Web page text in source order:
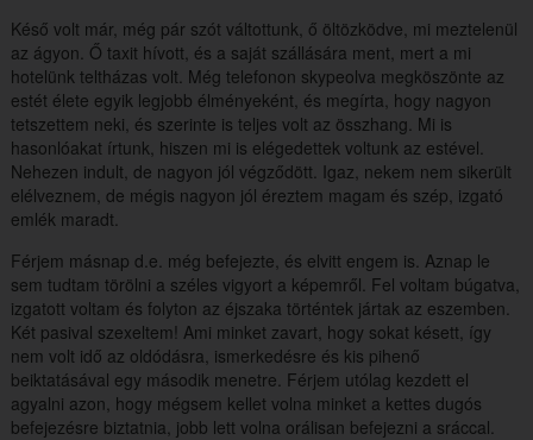
Késő volt már, még pár szót váltottunk, ő öltözködve, mi meztelenül
az ágyon. Ő taxit hívott, és a saját szállására ment, mert a mi
hotelünk teltházas volt. Még telefonon skypeolva megköszönte az
estét élete egyik legjobb élményeként, és megírta, hogy nagyon
tetszettem neki, és szerinte is teljes volt az összhang. Mi is
hasonlóakat írtunk, hiszen mi is elégedettek voltunk az estével.
Nehezen indult, de nagyon jól végződött. Igaz, nekem nem sikerült
elélveznem, de mégis nagyon jól éreztem magam és szép, izgató
emlék maradt.
Férjem másnap d.e. még befejezte, és elvitt engem is. Aznap le
sem tudtam törölni a széles vigyort a képemről. Fel voltam búgatva,
izgatott voltam és folyton az éjszaka történtek jártak az eszemben.
Két pasival szexeltem! Ami minket zavart, hogy sokat késett, így
nem volt idő az oldódásra, ismerkedésre és kis pihenő
beiktatásával egy második menetre. Férjem utólag kezdett el
agyalni azon, hogy mégsem kellet volna minket a kettes dugós
befejezésre biztatnia, jobb lett volna orálisan befejezni a sráccal.